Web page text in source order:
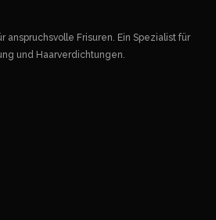
anspruchsvolle Frisuren. Ein Spezialist für
und Haarverdichtungen.